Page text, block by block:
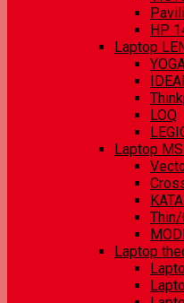
HP
Laptop
LOQ
Laptop
Laptop